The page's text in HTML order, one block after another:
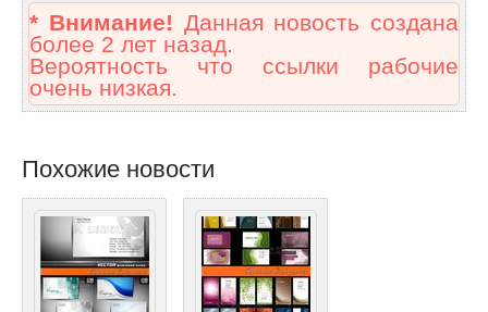
* Внимание! Данная новость создана
более 2 лет назад.
Вероятность что ссылки рабочие
очень низкая.
Похожие новости